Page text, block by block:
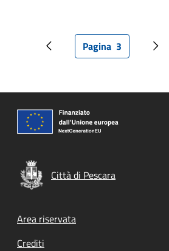
Pagina precedentePagina attuale
Pagina 3
Città di Pescara
Footer menu
Area riservata
Crediti